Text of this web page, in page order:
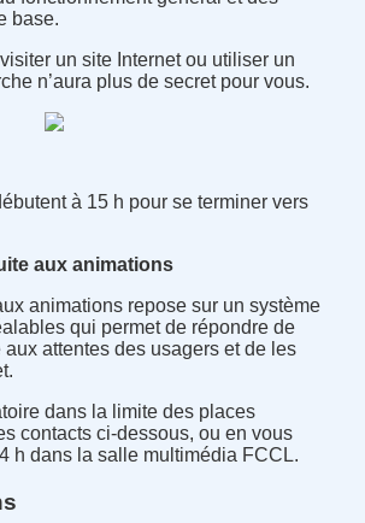
base.
un site Internet ou utiliser un
n’aura plus de secret pour vous.
à 15 h pour se terminer vers
aux animations
animations repose sur un système
qui permet de répondre de
attentes des usagers et de les
dans la limite des places
contacts ci-dessous, ou en vous
h dans la salle multimédia FCCL.